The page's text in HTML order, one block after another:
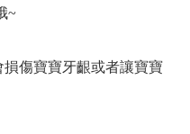
~
傷寶寶牙齦或者讓寶寶